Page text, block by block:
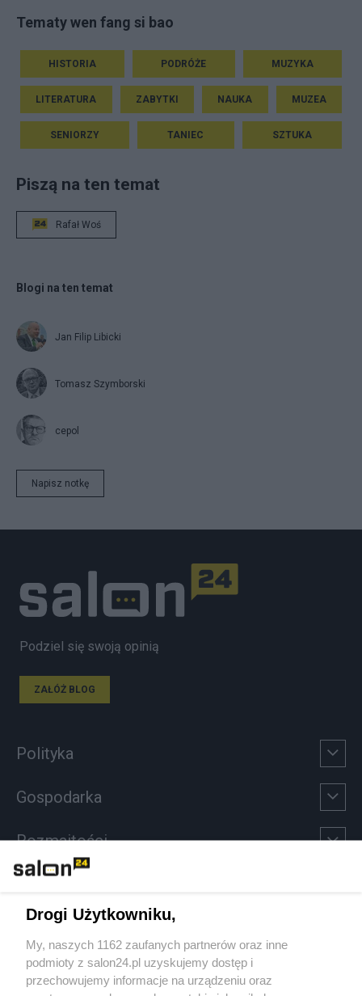
Tematy wen fang si bao
HISTORIA PODRÓŻE MUZYKA
LITERATURA ZABYTKI NAUKA MUZEA
SENIORZY TANIEC SZTUKA
Piszą na ten temat
Rafał Woś
Blogi na ten temat
Jan Filip Libicki
Tomasz Szymborski
cepol
Napisz notkę
Podziel się swoją opinią
ZAŁÓŻ BLOG
Polityka
Gospodarka
Rozmaitości
Sport
Społeczeństwo
Drogi Użytkowniku,
My, naszych 1162 zaufanych partnerów oraz inne
podmioty z salon24.pl uzyskujemy dostęp i
przechowujemy informacje na urządzeniu oraz